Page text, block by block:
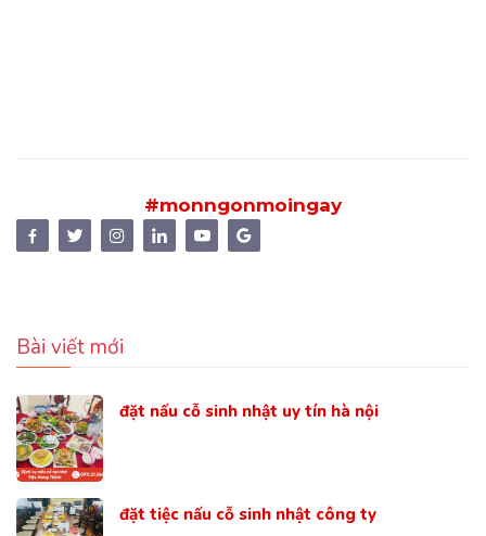
#monngonmoingay
Bài viết mới
đặt nấu cỗ sinh nhật uy tín hà nội
đặt tiệc nấu cỗ sinh nhật công ty